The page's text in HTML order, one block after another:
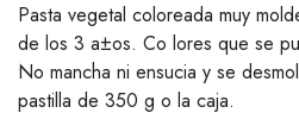
Pasta vegetal coloreada muy
de los 3 a±os. Co lores que se
No mancha ni ensucia y se
pastilla de 350 g o la caja.